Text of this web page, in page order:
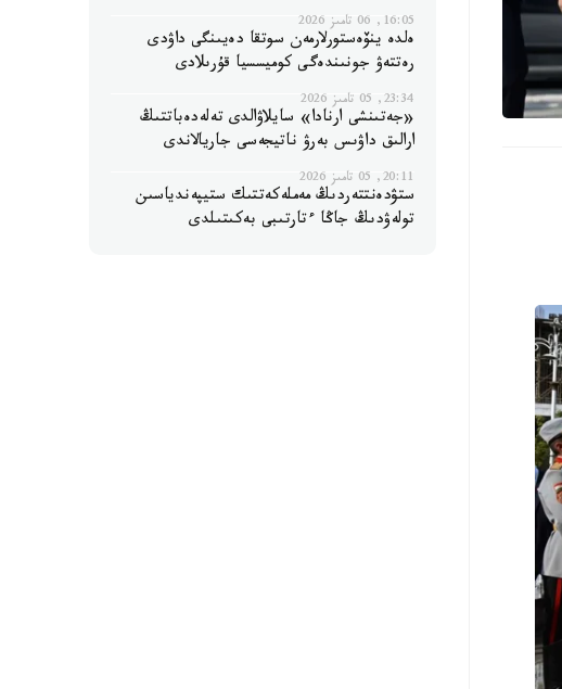
16:05, 06 تامىز 2026
ەلدە ينۆەستورلارمەن سوتقا دەيىنگى داۋدى
رەتتەۋ جونىندەگى كوميسسيا قۇرىلادى
23:34, 05 تامىز 2026
«جەتىنشى ارنادا» سايلاۋالدى تەلەدەباتتىڭ
ارالىق داۋىس بەرۋ ناتيجەسى جاريالاندى
20:11, 05 تامىز 2026
ستۋدەنتتەردىڭ مەملەكەتتىك ستيپەندياسىن
تولەۋدىڭ جاڭا ءتارتىبى بەكىتىلدى